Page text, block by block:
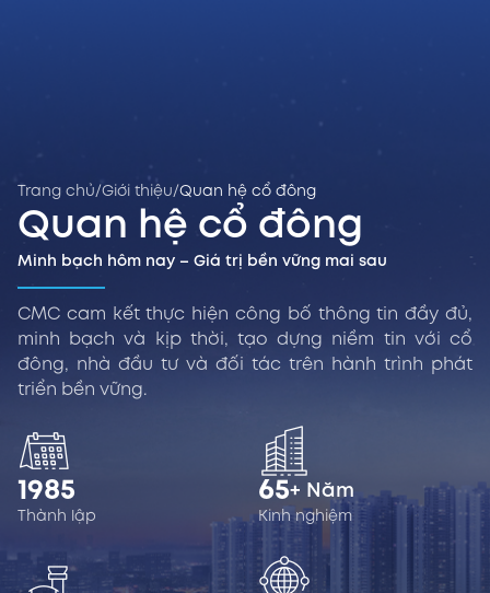
Trang chủ/Giới thiệu/Quan hệ cổ đông
Quan hệ cổ đông
Minh bạch hôm nay – Giá trị bền vững mai sau
CMC cam kết thực hiện công bố thông tin đầy đủ,
minh bạch và kịp thời, tạo dựng niềm tin với cổ
đông, nhà đầu tư và đối tác trên hành trình phát
triển bền vững.
1985
Thành lập
65+ Năm
Kinh nghiệm